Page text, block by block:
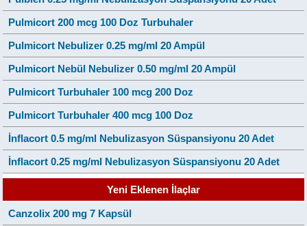
Pulmicort 200 mcg 100 Doz Turbuhaler
Pulmicort Nebulizer 0.25 mg/ml 20 Ampül
Pulmicort Nebül Nebulizer 0.50 mg/ml 20 Ampül
Pulmicort Turbuhaler 100 mcg 200 Doz
Pulmicort Turbuhaler 400 mcg 100 Doz
İnflacort 0.5 mg/ml Nebulizasyon Süspansiyonu 20 Adet
İnflacort 0.25 mg/ml Nebulizasyon Süspansiyonu 20 Adet
Yeni Eklenen İlaçlar
Canzolix 200 mg 7 Kapsül